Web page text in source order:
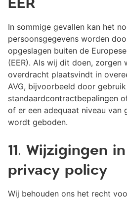
In sommige gevallen kan het
persoonsgegevens worden
opgeslagen buiten de
(EER). Als wij dit doen, zorgen
overdracht plaatsvindt in
AVG, bijvoorbeeld door
standaardcontractbepalingen
of er een adequaat niveau van
wordt geboden.
11. Wijzigingen
privacy policy
Wij behouden ons het recht